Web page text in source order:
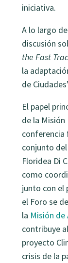
iniciativa.
A lo largo
discusión
the Fast
la
de
El papel
de la Misión
conferencia
conjunto del
Floridea Di
como
junto con el
el Foro se
la Misión
contribuye
proyecto
crisis de la